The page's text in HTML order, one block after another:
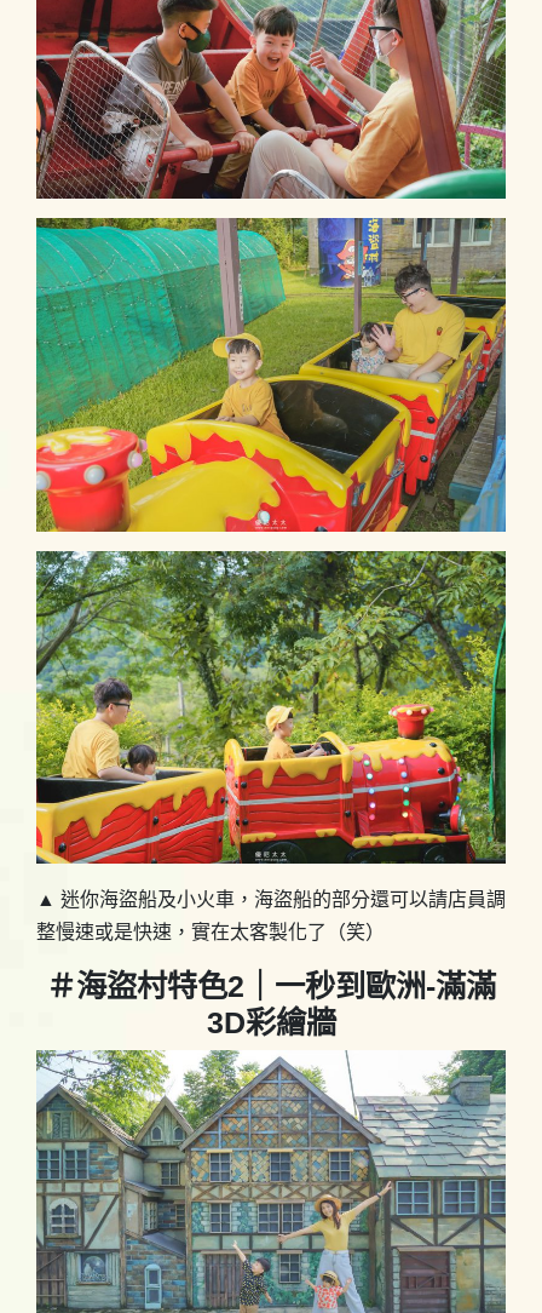
▲ 迷你海盜船及小火車，海盜船的部分還可以請店員調
整慢速或是快速，實在太客製化了（笑）
＃海盜村特色2｜一秒到歐洲-滿滿
3D彩繪牆